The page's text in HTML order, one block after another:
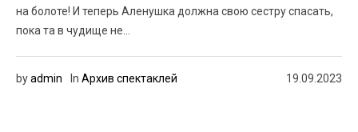
на болоте! И теперь Аленушка должна свою сестру спасать,
пока та в чудище не...
19.09.2023
byadmin In Архив спектаклей